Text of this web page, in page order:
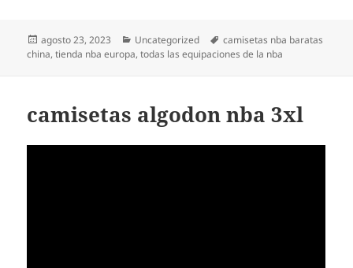
Publicado
el
agosto 23, 2023 Categorías
Uncategorized Etiquetas
camisetas nba baratas
china,tienda nba europa,todas las equipaciones de la nba
camisetas algodon nba 3xl